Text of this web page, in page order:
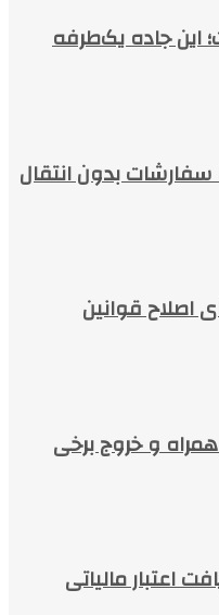
این جاده یک‌طرفه
سفارشات بدون انتقال
قوانین
و خروج برخی
اعتبار مالیاتی